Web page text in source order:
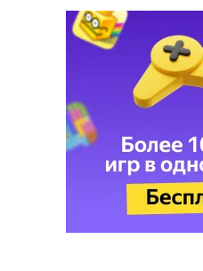
кабачок;
петрушка;
чеснок;
оливковое масло;